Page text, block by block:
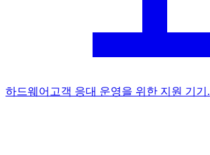
하드웨어 고객 응대 운영을 위한 지원 기기.